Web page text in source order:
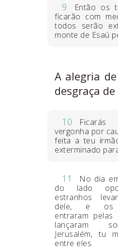
9
Então os
ficarão com
todos serão
monte de Esaú
A alegria
desgraça
10
vergonha por
feita a teu
exterminado
11
No dia
do lado
estranhos
dele, e os
entraram
lançaram
Jerusalém, tu
entre eles.